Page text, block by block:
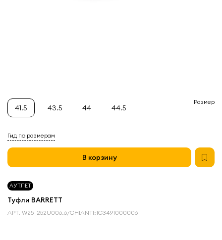
АУТЛЕТ
Туфли BARRETT
АРТ. W25_252U006.6/CHIANTI:1С3491000006
Гид по размерам
В корзину
Размер
41.5 43.5 44 44.5